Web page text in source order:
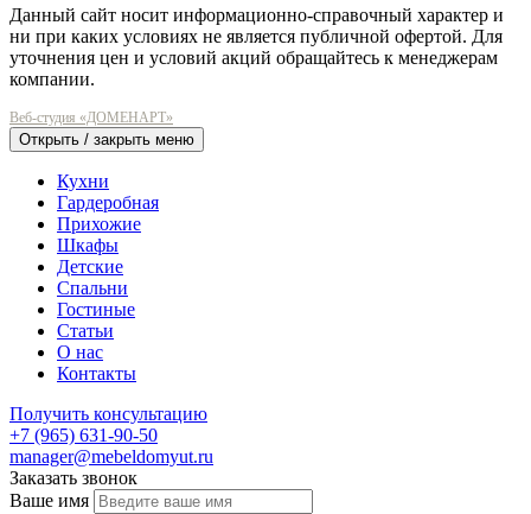
Данный сайт носит информационно-справочный характер и
ни при каких условиях не является публичной офертой. Для
уточнения цен и условий акций обращайтесь к менеджерам
компании.
Веб-студия «ДОМЕНАРТ»
Открыть / закрыть меню
Кухни
Гардеробная
Прихожие
Шкафы
Детские
Спальни
Гостиные
Статьи
О нас
Контакты
Получить консультацию
+7 (965) 631-90-50
manager@mebeldomyut.ru
Заказать звонок
Ваше имя